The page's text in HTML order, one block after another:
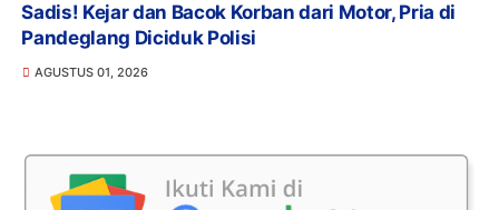
Sadis! Kejar dan Bacok Korban dari Motor, Pria di
Pandeglang Diciduk Polisi
AGUSTUS 01, 2026